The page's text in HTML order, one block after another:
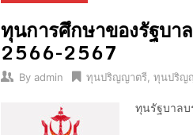
ทุนการศึกษาของรัฐบา
2566-2567
By admin ทุนปริญญาตรี ทุนปริญ
ทุนรัฐบาลบ